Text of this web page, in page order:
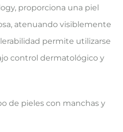
proporciona una piel
atenuando visiblemente
permite utilizarse
control dermatológico y
de pieles con manchas y